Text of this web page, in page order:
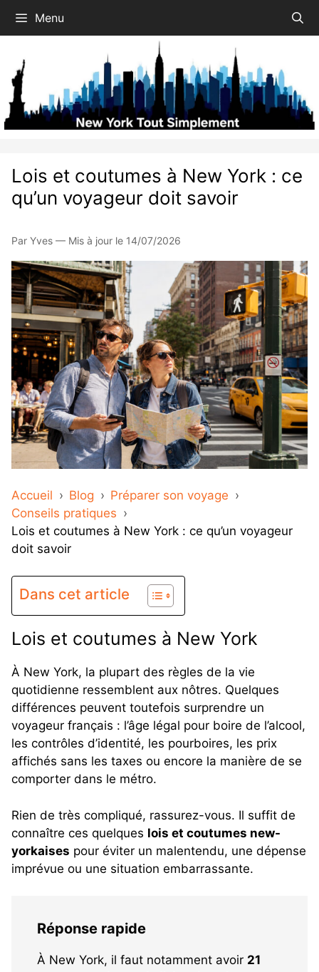
Menu
Lois et coutumes à New York : ce
qu’un voyageur doit savoir
Par Yves — Mis à jour le 14/07/2026
Accueil Blog
Préparer son voyage
Conseils pratiques
Lois et coutumes à New York : ce qu’un voyageur
doit savoir
Dans cet article
Lois et coutumes à New York
À New York, la plupart des règles de la vie
quotidienne ressemblent aux nôtres. Quelques
différences peuvent toutefois surprendre un
voyageur français : l’âge légal pour boire de l’alcool,
les contrôles d’identité, les pourboires, les prix
affichés sans les taxes ou encore la manière de se
comporter dans le métro.
Rien de très compliqué, rassurez-vous. Il suffit de
connaître ces quelques lois et coutumes new-
yorkaises pour éviter un malentendu, une dépense
imprévue ou une situation embarrassante.
Réponse rapide
À New York, il faut notamment avoir 21